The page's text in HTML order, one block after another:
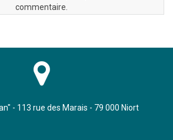
commentaire.
- 113 rue des Marais - 79 000 Niort